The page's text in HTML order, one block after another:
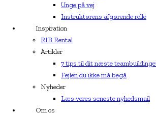
Unge på vej
Instruktørens afgørende rolle
Inspiration
RIB Rental
Artikler
7 tips til dit næste
Fejlen du ikke må begå
Nyheder
Læs vores seneste nyhedsmail
Om os